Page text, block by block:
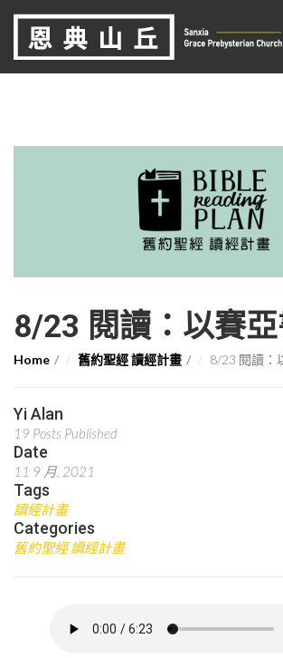
8/23 閱讀：以賽
Home 舊約聖經 讀經計畫 8/23 閱讀：
Yi Alan
19 Posts Published
Date
11 9 月, 2021
Tags
讀經計畫
Categories
舊約聖經 讀經計畫